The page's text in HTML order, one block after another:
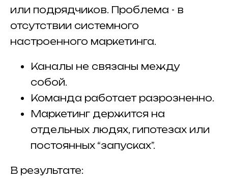
или подрядчиков. Проблема - в
отсутствии системного
настроенного маркетинга.
Каналы не связаны между
собой.
Команда работает разрозненно.
Маркетинг держится на
отдельных людях, гипотезах или
постоянных “запусках”.
В результате: